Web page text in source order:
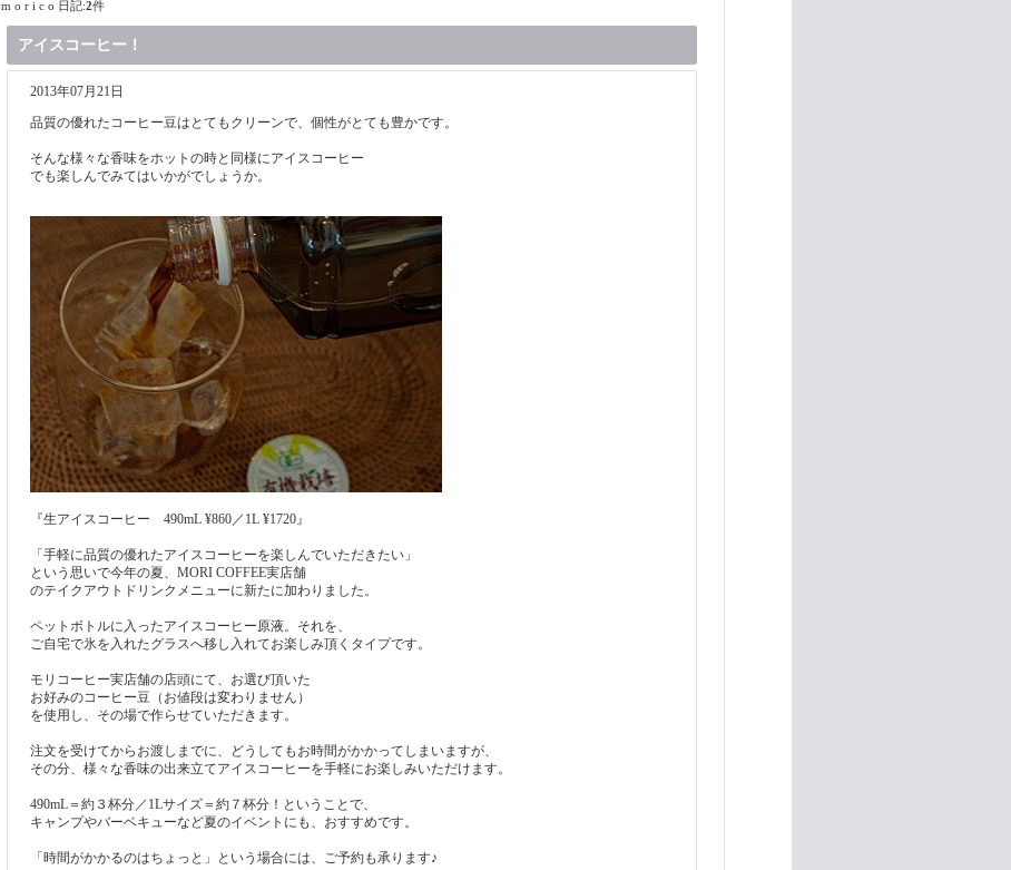
m o r i c o 日記:2件
アイスコーヒー！
2013年07月21日
品質の優れたコーヒー豆はとてもクリーンで、個性がとても豊かです。
そんな様々な香味をホットの時と同様にアイスコーヒー
でも楽しんでみてはいかがでしょうか。
『生アイスコーヒー 490mL ¥860／1L ¥1720』
「手軽に品質の優れたアイスコーヒーを楽しんでいただきたい」
という思いで今年の夏、MORI COFFEE実店舗
のテイクアウトドリンクメニューに新たに加わりました。
ペットボトルに入ったアイスコーヒー原液。それを、
ご自宅で氷を入れたグラスへ移し入れてお楽しみ頂くタイプです。
モリコーヒー実店舗の店頭にて、お選び頂いた
お好みのコーヒー豆（お値段は変わりません）
を使用し、その場で作らせていただきます。
注文を受けてからお渡しまでに、どうしてもお時間がかかってしまいますが、
その分、様々な香味の出来立てアイスコーヒーを手軽にお楽しみいただけます。
490mL＝約３杯分／1Lサイズ＝約７杯分！ということで、
キャンプやバーベキューなど夏のイベントにも、おすすめです。
「時間がかかるのはちょっと」という場合には、ご予約も承ります♪